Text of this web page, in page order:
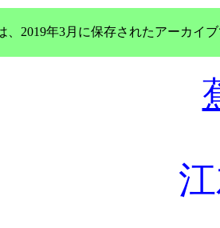
、2019年3月に保存されたアーカイ